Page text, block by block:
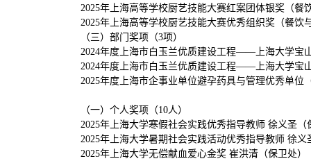
2025年上海高等学校厨艺技能大赛红案团体银奖（餐
2025年上海高等学校厨艺技能大赛优秀组织奖（餐饮
（三）部门奖项（3项）
2024年度上海市白玉兰优质建设工程——上海大学宝
2024年度上海市白玉兰优质建设工程——上海大学宝
2025年度上海市企事业单位避孕药具与管理优秀单位
（一）个人奖项（10人）
2025年上海大学寒假社会实践优秀指导教师 徐义圣（
2025年上海大学暑期社会实践活动优秀指导教师 徐义
2025年上海大学无偿献血爱心金奖 崔洪清（保卫处）